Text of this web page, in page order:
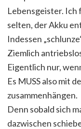
Lebensgeister. Ich
selten, der Akku
Indessen
Ziemlich
Eigentlich nur,
Es MUSS also mit
zusammenhängen.
Denn sobald sich
dazwischen